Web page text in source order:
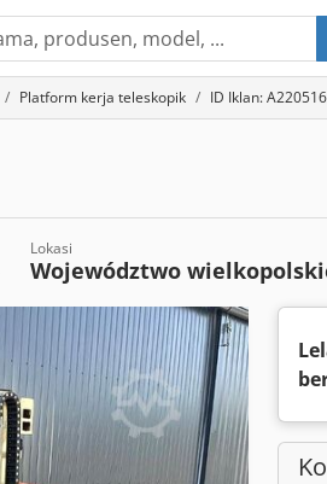
Platform kerja teleskopik ID Iklan:
Lokasi
Województwo